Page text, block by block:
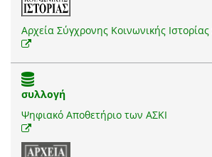
Αρχεία Σύγχρονης Κοινωνικής Ιστορίας
συλλογή
Ψηφιακό Αποθετήριο των ΑΣΚΙ